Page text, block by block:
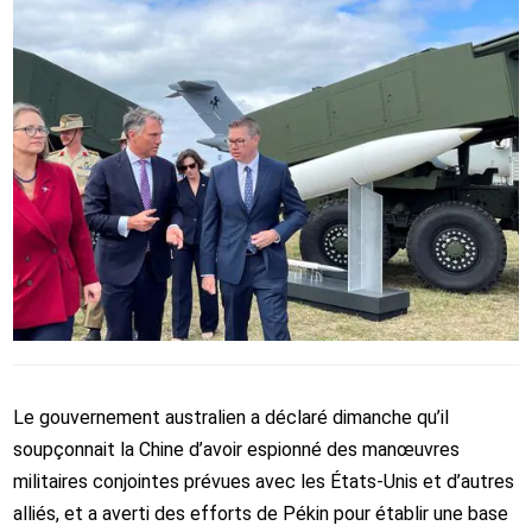
Le gouvernement australien a déclaré dimanche qu’il
soupçonnait la Chine d’avoir espionné des manœuvres
militaires conjointes prévues avec les États-Unis et d’autres
alliés, et a averti des efforts de Pékin pour établir une base